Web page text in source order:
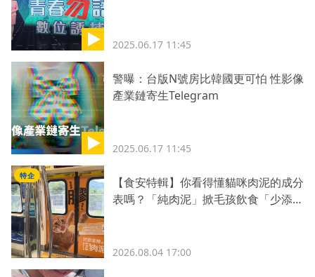
2025.06.17 11:45
警曝：台版N號房比韓國更可怕 性影像
產業鏈寄生Telegram
2025.06.17 11:45
特企
【食安特輯】你看得懂貓咪肉泥的成分
表嗎？「純肉泥」掀毛孩飲食「少添
2026.08.04 17:00